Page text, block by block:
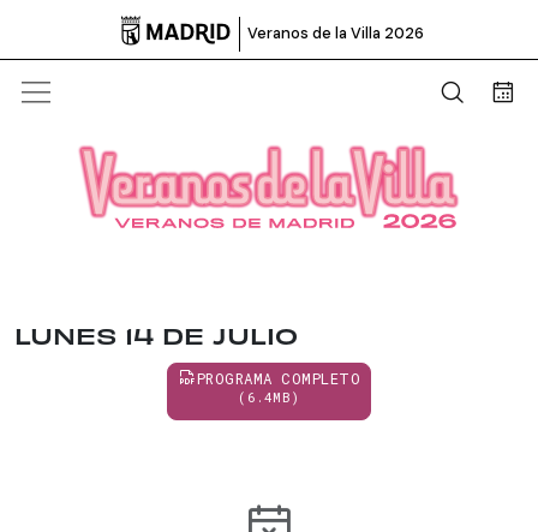
 Veranos de la Villa 2026
Abrir
LUNES 14 DE JULIO
PROGRAMA COMPLETO
(6.4MB)